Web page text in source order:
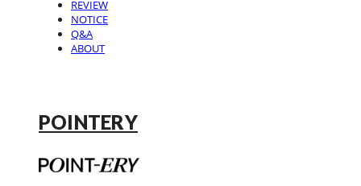
REVIEW
NOTICE
Q&A
ABOUT
POINTERY